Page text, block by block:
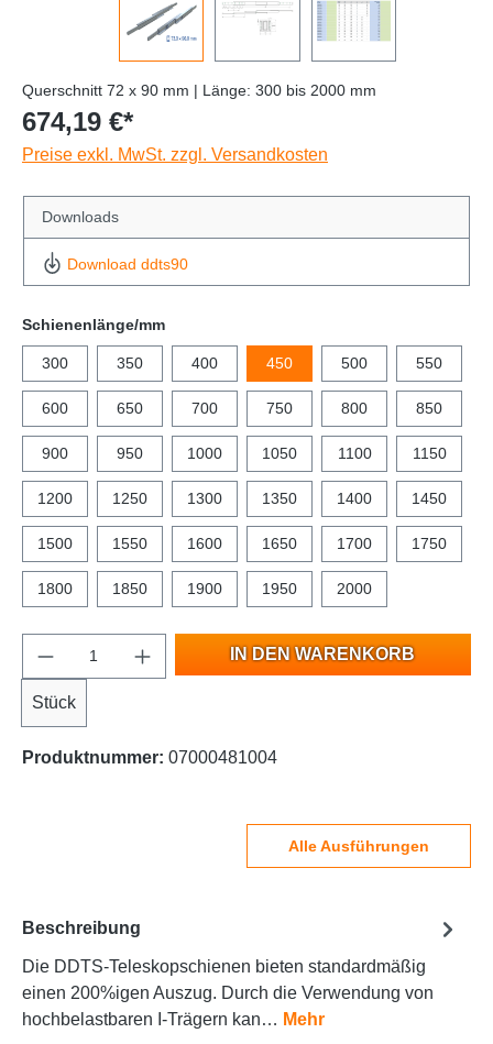
Querschnitt 72 x 90 mm | Länge: 300 bis 2000 mm
674,19 €*
Preise exkl. MwSt. zzgl. Versandkosten
Downloads
Download ddts90
Schienenlänge/mm
300 350 400 450 500 550
600 650 700 750 800 850
900 950 1000 1050 1100 1150
1200 1250 1300 1350 1400 1450
1500 1550 1600 1650 1700 1750
1800 1850 1900 1950 2000
Stück
IN DEN WARENKORB
Produktnummer: 07000481004
Alle Ausführungen
Beschreibung
Die DDTS-Teleskopschienen bieten standardmäßig
einen 200%igen Auszug. Durch die Verwendung von
hochbelastbaren I-Trägern kan… Mehr